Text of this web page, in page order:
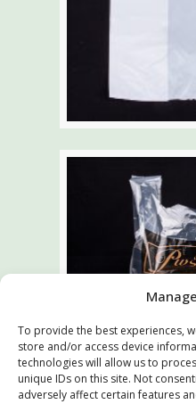
To provide the best experiences,
store and/or access device
technologies will allow us to
unique IDs on this site. Not
adversely affect certain features